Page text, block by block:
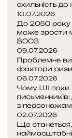
схильність до
10.07.2026
До 2050 року
може зрости
ВООЗ
09.07.2026
Проблемне
фактори
06.07.2026
Чому ШІ поки
з
02.07.2026
Що